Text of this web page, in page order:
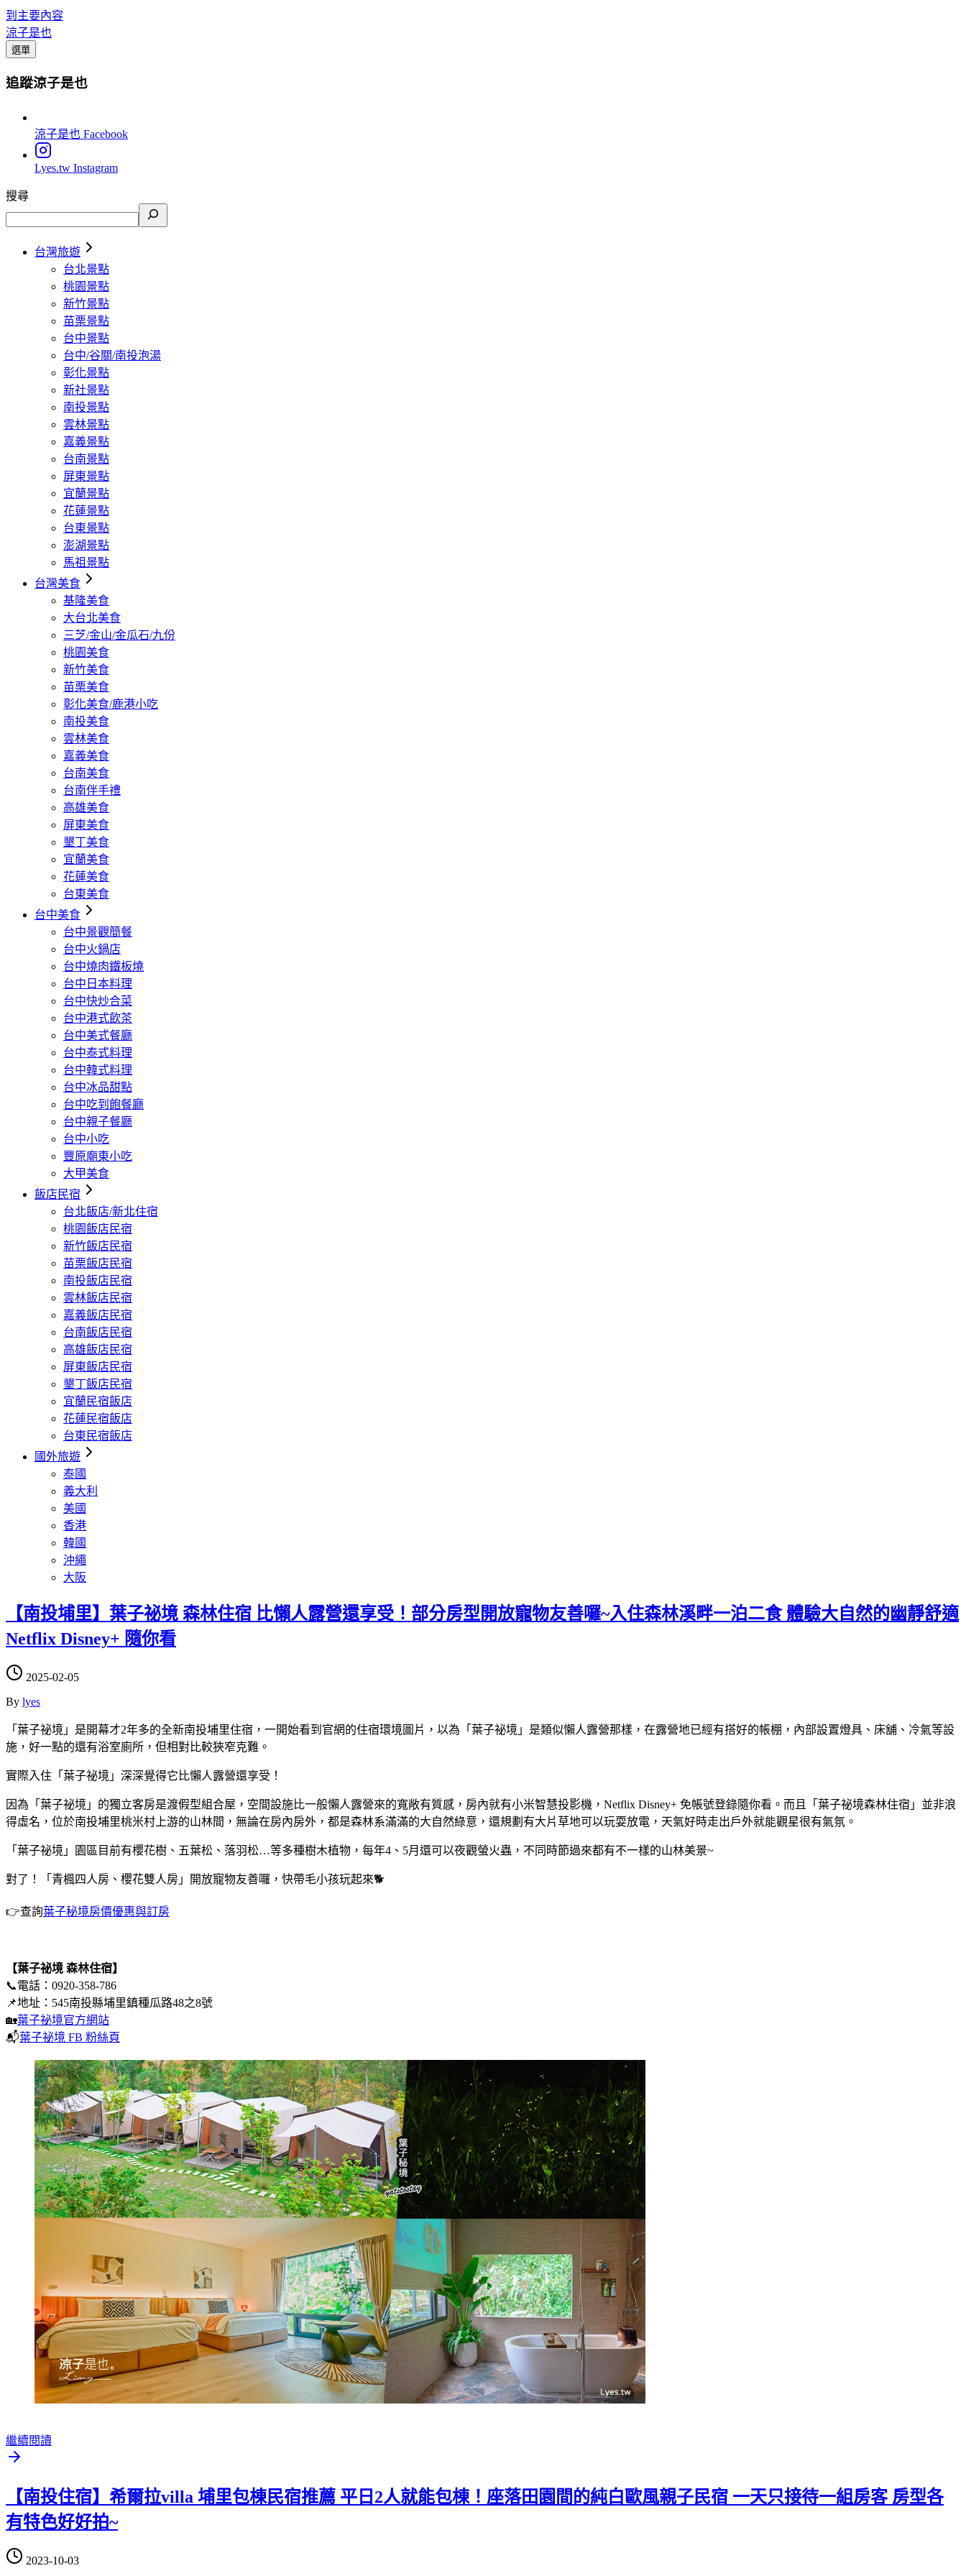
到主要內容
涼子是也
選單
追蹤涼子是也
涼子是也 Facebook
Lyes.tw Instagram
搜尋
台灣旅遊
台北景點
桃園景點
新竹景點
苗栗景點
台中景點
台中/谷關/南投泡湯
彰化景點
新社景點
南投景點
雲林景點
嘉義景點
台南景點
屏東景點
宜蘭景點
花蓮景點
台東景點
澎湖景點
馬祖景點
台灣美食
基隆美食
大台北美食
三芝/金山/金瓜石/九份
桃園美食
新竹美食
苗栗美食
彰化美食/鹿港小吃
南投美食
雲林美食
嘉義美食
台南美食
台南伴手禮
高雄美食
屏東美食
墾丁美食
宜蘭美食
花蓮美食
台東美食
台中美食
台中景觀簡餐
台中火鍋店
台中燒肉鐵板燒
台中日本料理
台中快炒合菜
台中港式飲茶
台中美式餐廳
台中泰式料理
台中韓式料理
台中冰品甜點
台中吃到飽餐廳
台中親子餐廳
台中小吃
豐原廟東小吃
大甲美食
飯店民宿
台北飯店/新北住宿
桃園飯店民宿
新竹飯店民宿
苗栗飯店民宿
南投飯店民宿
雲林飯店民宿
嘉義飯店民宿
台南飯店民宿
高雄飯店民宿
屏東飯店民宿
墾丁飯店民宿
宜蘭民宿飯店
花蓮民宿飯店
台東民宿飯店
國外旅遊
泰國
義大利
美國
香港
韓國
沖繩
大阪
【南投埔里】葉子祕境 森林住宿 比懶人露營還享受！部分房型開放寵物友善囉~入住森林溪畔一泊二食 體驗大自然的幽靜舒適
Netflix Disney+ 隨你看
2025-02-05
By lyes
「葉子祕境」是開幕才2年多的全新南投埔里住宿，一開始看到官網的住宿環境圖片，以為「葉子祕境」是類似懶人露營那樣，在露營地已經有搭好的帳棚，內部設置燈具、床舖、冷氣等設
施，好一點的還有浴室廁所，但相對比較狹窄克難。
實際入住「葉子祕境」深深覺得它比懶人露營還享受！
因為「葉子祕境」的獨立客房是渡假型組合屋，空間設施比一般懶人露營來的寬敞有質感，房內就有小米智慧投影機，Netflix Disney+ 免帳號登錄隨你看。而且「葉子祕境森林住宿」並非浪
得虛名，位於南投埔里桃米村上游的山林間，無論在房內房外，都是森林系滿滿的大自然綠意，還規劃有大片草地可以玩耍放電，天氣好時走出戶外就能觀星很有氣氛。
「葉子祕境」園區目前有櫻花樹、五葉松、落羽松…等多種樹木植物，每年4、5月還可以夜觀螢火蟲，不同時節過來都有不一樣的山林美景~
對了！「青楓四人房、櫻花雙人房」開放寵物友善囉，快帶毛小孩玩起來🐕
👉查詢葉子秘境房價優惠與訂房
【葉子祕境 森林住宿】
📞電話：0920-358-786
📌地址：545南投縣埔里鎮種瓜路48之8號
🏡葉子祕境官方網站
📬葉子祕境 FB 粉絲頁
繼續閱讀
【南投住宿】希爾拉villa 埔里包棟民宿推薦 平日2人就能包棟！座落田園間的純白歐風親子民宿 一天只接待一組房客 房型各
有特色好好拍~
2023-10-03